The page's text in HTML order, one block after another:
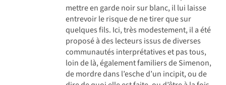
mettre en garde noir sur blanc, il lui laisse
entrevoir le risque de ne tirer que sur
quelques fils. Ici, très modestement, il a été
proposé à des lecteurs issus de diverses
communautés interprétatives et pas tous,
loin de là, également familiers de Simenon,
de mordre dans l’esche d’un incipit, ou de